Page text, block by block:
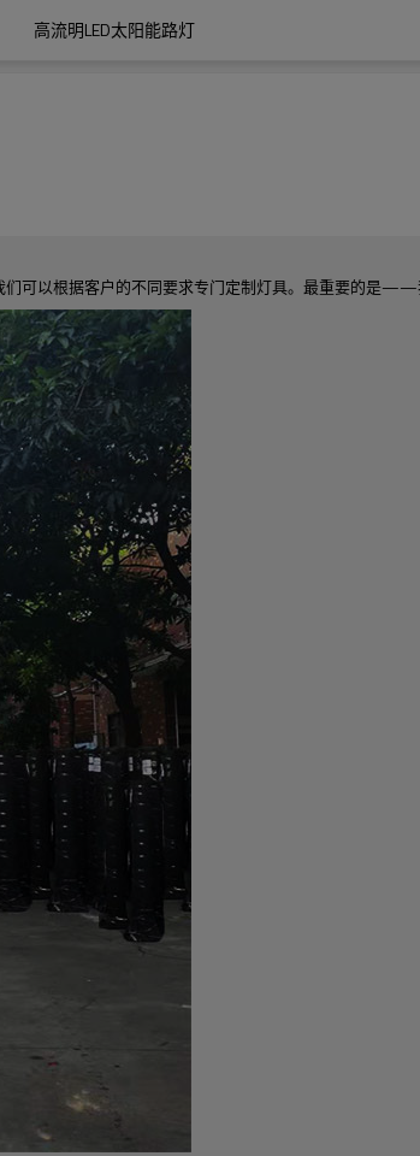
高流明LED太阳能路灯
可以根据客户的不同要求专门定制灯具。最重要的是——